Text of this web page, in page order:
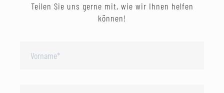
Teilen Sie uns gerne mit, wie wir Ihnen helfen
können!